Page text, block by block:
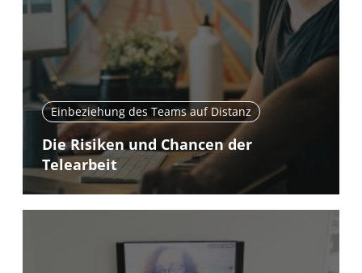
Einbeziehung des Teams auf Distanz
Die Risiken und Chancen der
Telearbeit